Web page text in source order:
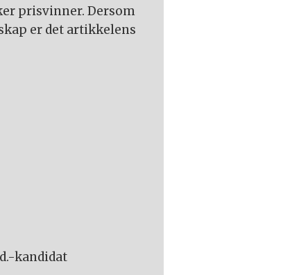
prisvinner. Dersom
er det artikkelens
kandidat